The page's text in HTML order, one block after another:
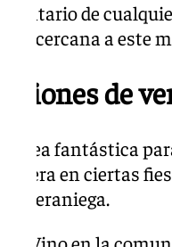
de
cercana a este
de
idea fantástica
genera en ciertas
veraniega.